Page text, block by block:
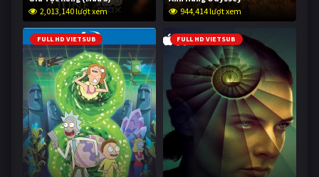
2,013,140 lượt xem
944,414 lượt xem
FULL HD VIETSUB FULL HD VIETSUB